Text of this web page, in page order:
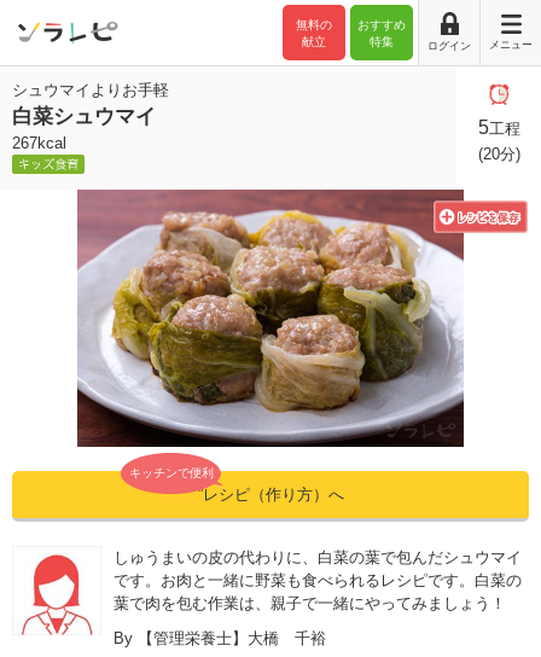
おすすめ
特集
無料の
献立
ログイン メニュー
シュウマイよりお手軽
白菜シュウマイ
267kcal
5工程
(20分)
キッチンで便利
”レシピ（作り方）へ
しゅうまいの皮の代わりに、白菜の葉で包んだシュウマイ
です。お肉と一緒に野菜も食べられるレシピです。白菜の
葉で肉を包む作業は、親子で一緒にやってみましょう！
By
【管理栄養士】大橋 千裕